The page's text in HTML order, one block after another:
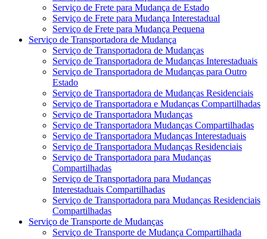
Serviço de Frete para Mudança de Estado
Serviço de Frete para Mudança Interestadual
Serviço de Frete para Mudança Pequena
Serviço de Transportadora de Mudança
Serviço de Transportadora de Mudanças
Serviço de Transportadora de Mudanças Interestaduais
Serviço de Transportadora de Mudanças para Outro
Estado
Serviço de Transportadora de Mudanças Residenciais
Serviço de Transportadora e Mudanças Compartilhadas
Serviço de Transportadora Mudanças
Serviço de Transportadora Mudanças Compartilhadas
Serviço de Transportadora Mudanças Interestaduais
Serviço de Transportadora Mudanças Residenciais
Serviço de Transportadora para Mudanças
Compartilhadas
Serviço de Transportadora para Mudanças
Interestaduais Compartilhadas
Serviço de Transportadora para Mudanças Residenciais
Compartilhadas
Serviço de Transporte de Mudanças
Serviço de Transporte de Mudança Compartilhada